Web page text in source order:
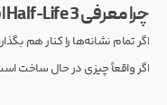
چرا معرفی Half-Life 3 این‌قدر پیچیده شده است؟
اگر تمام نشانه‌ها را کنار هم
اگر واقعاً چیزی در حال ساخت